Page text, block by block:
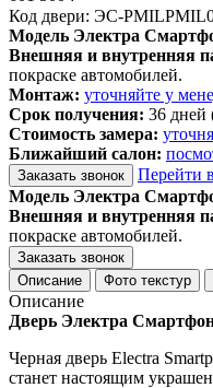
Код двери: ЭС-
Модель Электра
Внешняя и внутренняя
покраске автомобилей.
Монтаж: уточняйте у
Срок получения: 36 дней
Стоимость замера:
Ближайший салон:
Заказать звонок
Перейти
Модель Электра
Внешняя и внутренняя
покраске автомобилей.
Заказать звонок
Описание
Фото текстур
Описание
Дверь Электра
Черная дверь Electra
станет настоящим